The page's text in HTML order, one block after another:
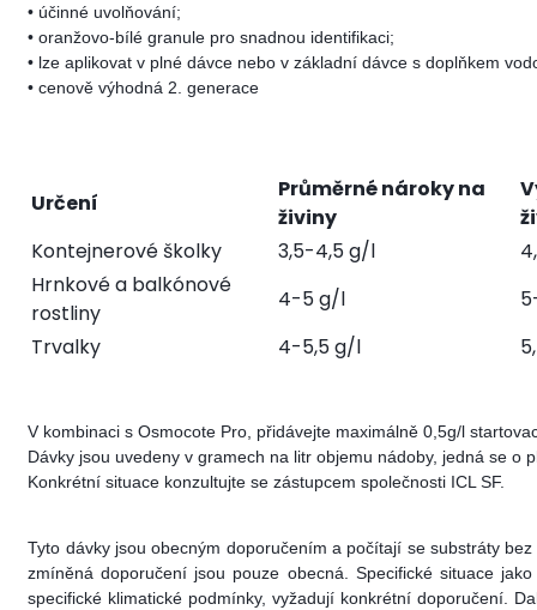
• účinné uvolňování;
• oranžovo-bílé granule pro snadnou identifikaci;
• lze aplikovat v plné dávce nebo v základní dávce s doplňkem
• cenově výhodná 2. generace
Určení
Průměrné nároky na
živiny
Kontejnerové školky
3,5-4,5 g/l
Hrnkové a balkónové
rostliny
4-5 g/l
Trvalky
4-5,5 g/l
V kombinaci s Osmocote Pro, přidávejte maximálně 0,5g/l
Dávky jsou uvedeny v gramech na litr objemu nádoby, jedná se o
Konkrétní situace konzultujte se zástupcem společnosti ICL SF.
Tyto dávky jsou obecným doporučením a počítají se substráty
zmíněná doporučení jsou pouze obecná. Specifické situace
specifické klimatické podmínky, vyžadují konkrétní doporučení.